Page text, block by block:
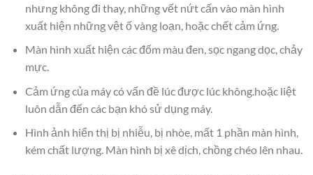
nhưng không đi thay, những vết nứt cấn vào màn hình
xuất hiện những vệt ố vàng loạn, hoặc chết cảm ứng.
Màn hình xuất hiện các đốm màu đen, sọc ngang dọc, chảy
mực.
Cảm ứng của máy có vấn đề lúc được lúc không.hoặc liệt
luôn dẫn đến các bạn khó sử dụng máy.
Hình ảnh hiển thị bị nhiễu, bị nhòe, mất 1 phần màn hình,
kém chất lượng. Màn hình bị xê dịch, chồng chéo lên nhau.